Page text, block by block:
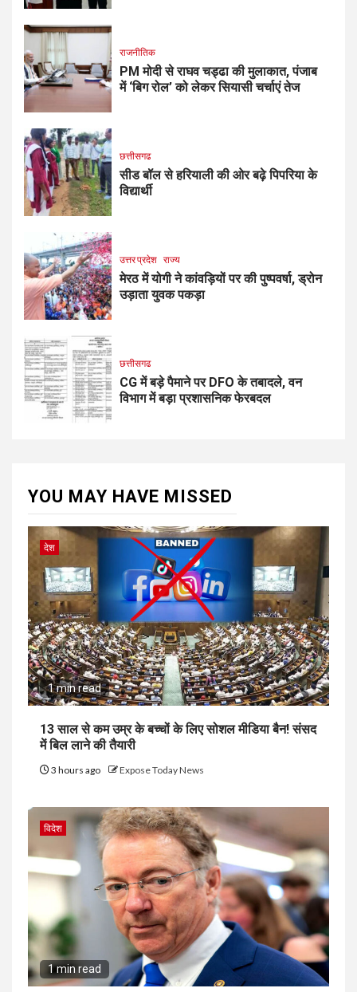
राजनीतिक
PM मोदी से राघव चड्ढा की मुलाकात, पंजाब
में ‘बिग रोल’ को लेकर सियासी चर्चाएं तेज
छत्तीसगढ
सीड बॉल से हरियाली की ओर बढ़े पिपरिया के
विद्यार्थी
उत्तर प्रदेश राज्य
मेरठ में योगी ने कांवड़ियों पर की पुष्पवर्षा, ड्रोन
उड़ाता युवक पकड़ा
छत्तीसगढ
CG में बड़े पैमाने पर DFO के तबादले, वन
विभाग में बड़ा प्रशासनिक फेरबदल
YOU MAY HAVE MISSED
देश
1 min read
13 साल से कम उम्र के बच्चों के लिए सोशल मीडिया बैन! संसद
में बिल लाने की तैयारी
3 hours ago Expose Today News
विदेश
1 min read